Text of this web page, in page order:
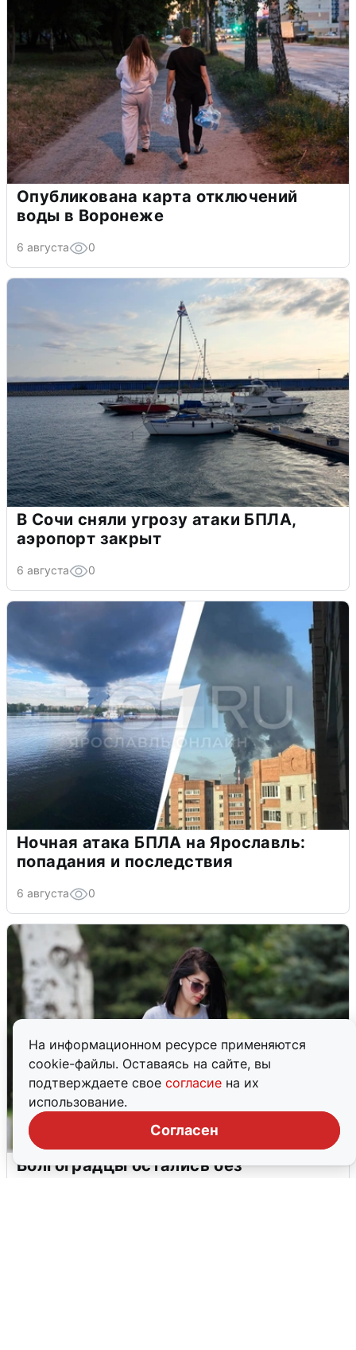
На информационном ресурсе применяются
cookie-файлы. Оставаясь на сайте, вы
подтверждаете свое согласие на их
использование.
Согласен
Опубликована карта отключений
воды в Воронеже
6 августа 0
В Сочи сняли угрозу атаки БПЛА,
аэропорт закрыт
6 августа 0
Ночная атака БПЛА на Ярославль:
попадания и последствия
6 августа 0
Волгоградцы остались без